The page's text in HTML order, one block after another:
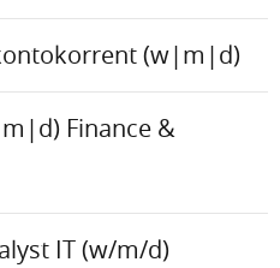
(w|m|d)
Finance &
IT (w/m/d)